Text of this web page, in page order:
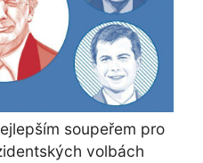
soupeřem pro
volbách